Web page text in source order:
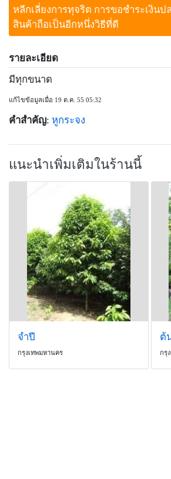
หลีกเลี่ยงการทุจริต การขอชำระเงินป
สินค้าถือเป็นอีกหนึ่งวิธีที่ดี
รายละเอียด
มีทุกขนาด
แก้ไขข้อมูลเมื่อ 19 ต.ค. 55 05:32
คำสำคัญ: หูกระจง
แนะนำเพิ่มเติมในร้านนี้
จำปี
กรุงเทพมหานคร
ต้
กรุ